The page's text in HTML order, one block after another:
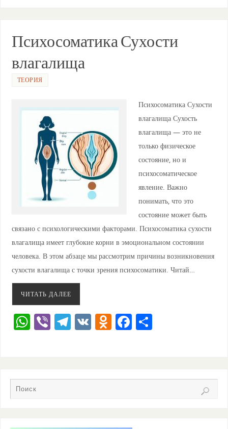
A
p
p
a
m
kl
a
ki
b
o
ть
Психосоматика Сухости
влагалища
ТЕОРИЯ
Психосоматика Сухости
влагалища Сухость
влагалища — это не
только физическое
состояние, но и
психосоматическое
явление. Важно
понимать, что это
состояние может быть
связано с психологическими факторами. Психосоматика сухости
влагалища имеет глубокие корни в эмоциональном состоянии
человека. В этом абзаце мы рассмотрим причины возникновения
сухости влагалища с точки зрения психосоматики. Читай…
ЧИТАТЬ ДАЛЕЕ
W
A
Vi T
a
V O
kl
F
b
О
ть